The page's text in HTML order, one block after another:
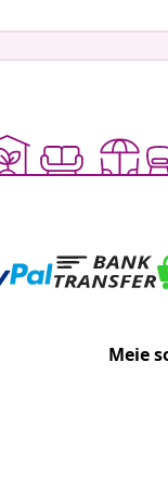
Meie